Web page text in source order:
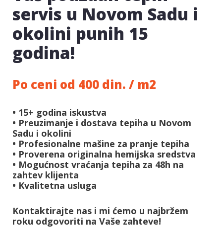
servis u Novom Sadu i
okolini punih 15
godina!
Po ceni od 400 din. / m2
• 15+ godina iskustva
• Preuzimanje i dostava tepiha u Novom
Sadu i okolini
• Profesionalne mašine za pranje tepiha
• Proverena originalna hemijska sredstva
• Mogućnost vraćanja tepiha za 48h na
zahtev klijenta
• Kvalitetna usluga
Kontaktirajte nas i mi ćemo u najbržem
roku odgovoriti na Vaše zahteve!